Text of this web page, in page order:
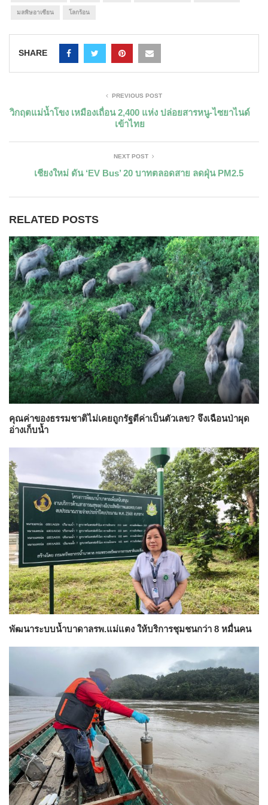
มลพิษอาเซียน โลกร้อน
SHARE
PREVIOUS POST
วิกฤตแม่น้ำโขง เหมืองเถื่อน 2,400 แห่ง ปล่อยสารหนู-ไซยาไนด์
เข้าไทย
NEXT POST
เชียงใหม่ ดัน ‘EV Bus’ 20 บาทตลอดสาย ลดฝุ่น PM2.5
RELATED POSTS
คุณค่าของธรรมชาติไม่เคยถูกรัฐตีค่าเป็นตัวเลข? จึงเฉือนป่าผุด
อ่างเก็บน้ำ
พัฒนาระบบน้ำบาดาลรพ.แม่แตง ให้บริการชุมชนกว่า 8 หมื่นคน